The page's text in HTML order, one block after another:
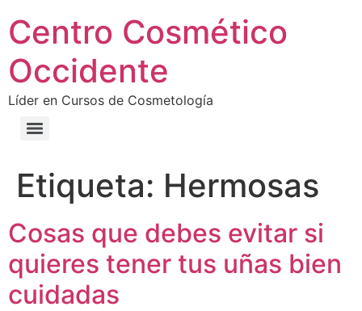
Centro Cosmético
Occidente
Líder en Cursos de Cosmetología
Etiqueta: Hermosas
Cosas que debes evitar si
quieres tener tus uñas bien
cuidadas